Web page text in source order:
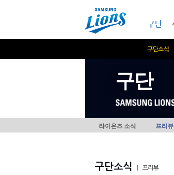
구단
구단소식
구단
라이온즈 소식 프리뷰
구단소식
프리뷰